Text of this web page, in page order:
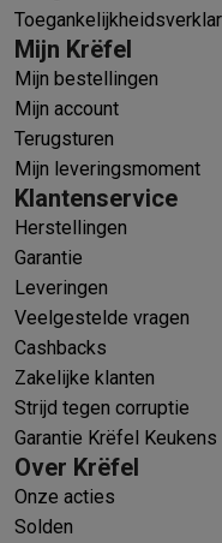
Mijn Krëfel
Mijn bestellingen
Mijn account
Terugsturen
Mijn leveringsmoment
Klantenservice
Herstellingen
Garantie
Leveringen
Veelgestelde vragen
Cashbacks
Zakelijke klanten
Strijd tegen corruptie
Garantie Krëfel Keukens
Over Krëfel
Onze acties
Solden